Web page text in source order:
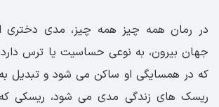
در رمان همه چیز همه چیز، مدی
جهان بیرون، به نوعی حساسیت یا ترس
که در همسایگی او ساکن می شود و تبدیل
ریسک های زندگی مدی می شود، ریسکی که